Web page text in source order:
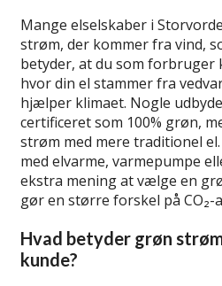
Mange elselskaber i
strøm, der kommer fra vind,
betyder, at du som forbruger
hvor din el stammer fra
hjælper klimaet. Nogle
certificeret som 100% grøn,
strøm med mere traditionel
med elvarme, varmepumpe
ekstra mening at vælge en
gør en større forskel på CO₂-
Hvad betyder grøn
kunde?